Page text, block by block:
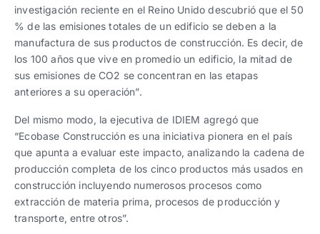
investigación reciente en el Reino Unido descubrió que el 50
% de las emisiones totales de un edificio se deben a la
manufactura de sus productos de construcción. Es decir, de
los 100 años que vive en promedio un edificio, la mitad de
sus emisiones de CO2 se concentran en las etapas
anteriores a su operación”.
Del mismo modo, la ejecutiva de IDIEM agregó que
“Ecobase Construcción es una iniciativa pionera en el país
que apunta a evaluar este impacto, analizando la cadena de
producción completa de los cinco productos más usados en
construcción incluyendo numerosos procesos como
extracción de materia prima, procesos de producción y
transporte, entre otros”.